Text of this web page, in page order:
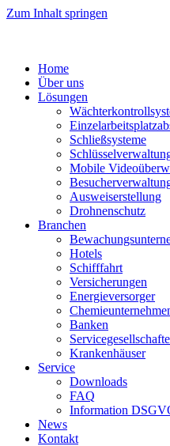
Zum Inhalt springen
Home
Über uns
Lösungen
Schließsysteme
Mobile
Ausweiserstellung
Drohnenschutz
Branchen
Hotels
Schifffahrt
Versicherungen
Energieversorger
Banken
Krankenhäuser
Service
Downloads
FAQ
Information
News
Kontakt